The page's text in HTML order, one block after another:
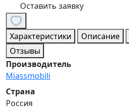
Оставить заявку
Характеристики Описание
Отзывы
Производитель
Miassmobili
Страна
Россия